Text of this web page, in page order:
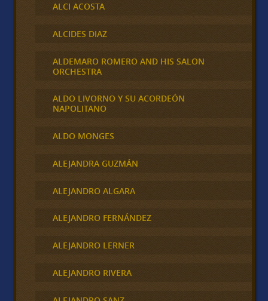
ALCI ACOSTA
ALCIDES DIAZ
ALDEMARO ROMERO AND HIS SALON
ORCHESTRA
ALDO LIVORNO Y SU ACORDEÓN
NAPOLITANO
ALDO MONGES
ALEJANDRA GUZMÁN
ALEJANDRO ALGARA
ALEJANDRO FERNÁNDEZ
ALEJANDRO LERNER
ALEJANDRO RIVERA